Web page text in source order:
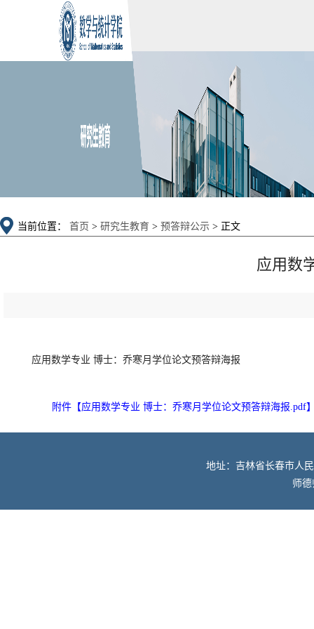
当前位置： 首页 > 研究生教育 > 预答辩公示 > 正文
应用数
应用数学专业 博士：乔寒月学位论文预答辩海报
附件【应用数学专业 博士：乔寒月学位论文预答辩海报.pdf
地址：吉林省长春市人
师德